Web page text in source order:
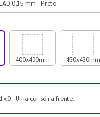
400x400mm 450x450mm
1×0 - Uma cor só na frente.